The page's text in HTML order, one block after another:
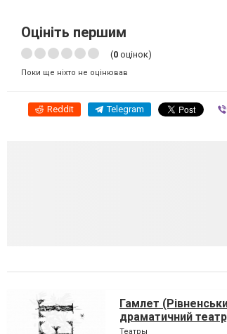
Оцініть першим
(0 оцінок)
Поки ще ніхто не оцінював
Reddit Telegram
Гамлет
драматичний
Театры